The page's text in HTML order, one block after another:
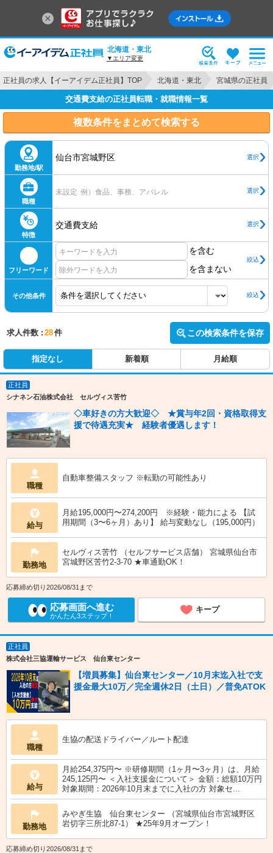
北海道・東北
▼エリア変更
正社員の求人【イーアイデム正社員】TOP 北海道・東北 宮城県の正社員
交通費支給の正社員転職・就職情報一覧
複数条件をまとめて検索する
勤務地/駅
仙台市宮城野区 選択
職種
未設定 例）食品、事務、アパレル 選択
特徴
交通費支給 選択
フリーワード
を含む
を含まない
絞込
その他条件 絞込
求人件数 : 28件 この検索条件を保存
指定なし 新着順 月給順
正社員
シナネン石油株式会社 セルヴィス苦竹
◇車好きの方大歓迎◇ ★賞与年2回・資格取得支
援で待遇充実★ 経験者優遇します！
職種
自動車整備スタッフ ※転勤の可能性あり
給与
月給195,000円〜274,200円 ※経験・能力による 【試
用期間（3〜6ヶ月）あり】 給与変動なし（195,000円）
勤務地
セルヴィス苦竹 （セルフサービス店舗） 宮城県仙台市
宮城野区苦竹2-3-70 ★車通勤OK！
応募締め切り2026/08/31まで
応募画面へ進む
かんたん3ステップ！
キープ
正社員
株式会社三協運輸サービス 仙台東センター
【増員募集】仙台東センター／10月末迄入社で支
援金最大10万／完全週休2日（土日）／普免ATOK
職種
生協の配送ドライバー／ルート配達
給与
月給254,375円〜 ※研修期間（1ヶ月〜3ヶ月）は、月給
245,125円〜 ＜入社支援金について＞ 金額：総額10万円
対象期間：2026年10月末までに入社の方 対象セ...
勤務地
みやぎ生協 仙台東センター （宮城県仙台市宮城野区
岩切字三所北87-1） ★25年9月オープン！
応募締め切り2026/08/31まで